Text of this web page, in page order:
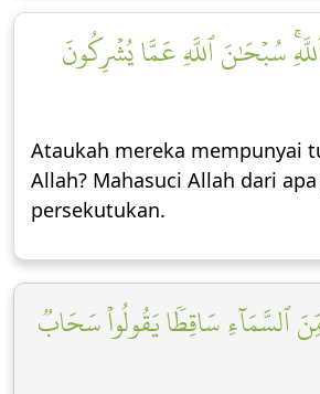
سُبۡحَٰنَ ٱللَّهِ عَمَّا يُشۡرِكُونَ
Ataukah mereka mempunyai
Allah? Mahasuci Allah dari
persekutukan.
ٱلسَّمَآءِ سَاقِطٗا يَقُولُواْ سَحَابٞ